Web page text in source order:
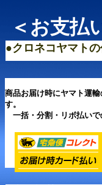
＜お支払
●クロネコヤマト
商品お届け時にヤマト運
す。
一括・分割・リボ払いで